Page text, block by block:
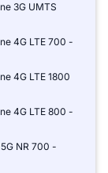
3G UMTS
4G LTE 700 -
4G LTE 1800
4G LTE 800 -
NR 700 -